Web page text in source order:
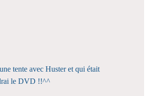
tente avec Huster et qui était
le DVD !!^^